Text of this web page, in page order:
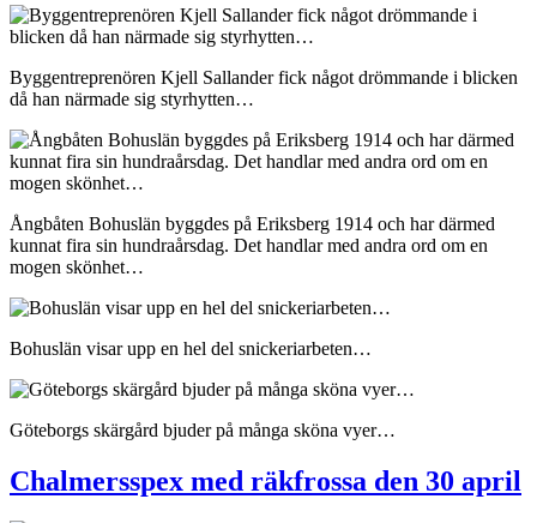
Byggentreprenören Kjell Sallander fick något drömmande i blicken
då han närmade sig styrhytten…
Ångbåten Bohuslän byggdes på Eriksberg 1914 och har därmed
kunnat fira sin hundraårsdag. Det handlar med andra ord om en
mogen skönhet…
Bohuslän visar upp en hel del snickeriarbeten…
Göteborgs skärgård bjuder på många sköna vyer…
Chalmersspex med räkfrossa den 30 april